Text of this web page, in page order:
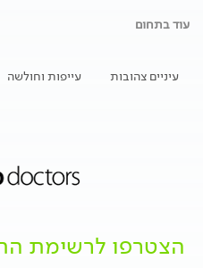
עוד בתחום
עיניים צהובות עייפות וחולשה
הצטרפו לרשימת